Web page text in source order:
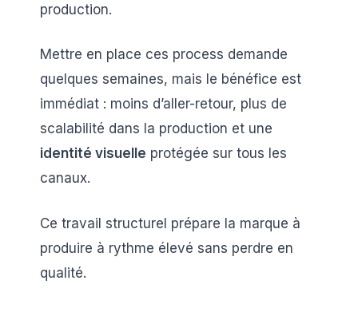
production.
Mettre en place ces process demande
quelques semaines, mais le bénéfice est
immédiat : moins d’aller-retour, plus de
scalabilité dans la production et une
identité visuelle protégée sur tous les
canaux.
Ce travail structurel prépare la marque à
produire à rythme élevé sans perdre en
qualité.